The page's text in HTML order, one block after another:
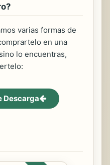
varias formas de
en una
lo encuentras,
Descarga